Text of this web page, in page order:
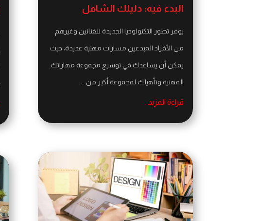
البدء فيه: دليلك الشامل
يوفر تطور التكنولوجيا الجديدة للفنانين وغيرهم
من الأفراد المبدعين مسارات مهنية عديدة، حيث
يمكن أن يساعدك في توسيع مجموعة مهاراتك
المهنية وتأهيلك لمجموعة أكبر من...
قراءة المزيد